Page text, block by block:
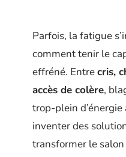
Parfois, la fatigue
comment tenir le
effréné. Entrecris,
accès de colère,
trop-plein
inventer des
transformer le